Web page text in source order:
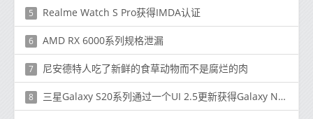
5 Realme Watch S Pro获得IMDA认证
6 AMD RX 6000系列规格泄漏
7 尼安德特人吃了新鲜的食草动物而不是腐烂的肉
8 三星Galaxy S20系列通过一个UI 2.5更新获得Galaxy Note 20功能